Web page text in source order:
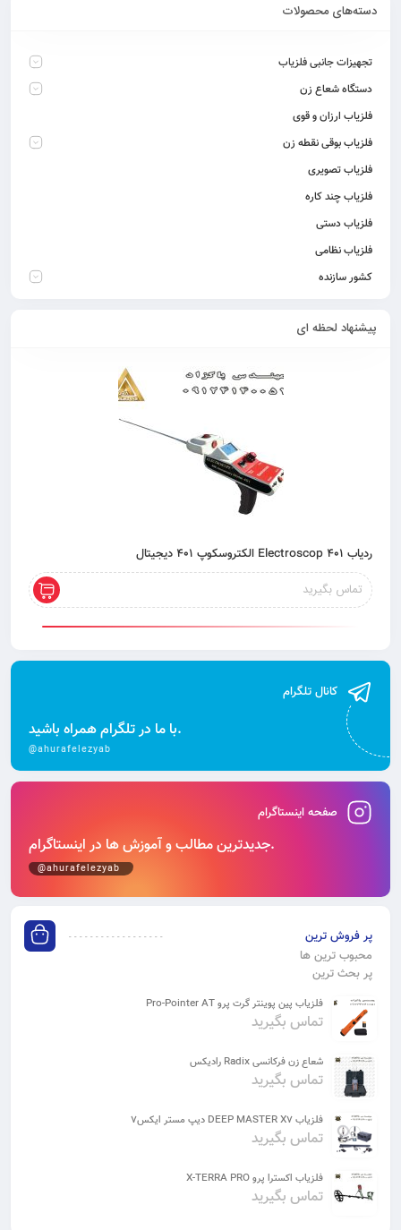
دسته‌های محصولات
تجهیزات جانبی فلزیاب
دستگاه شعاع زن
فلزیاب ارزان و قوی
فلزیاب بوقی نقطه زن
فلزیاب تصویری
فلزیاب چند کاره
فلزیاب دستی
فلزیاب نظامی
کشور سازنده
پیشنهاد لحظه ای
ردیاب 401 Electroscop الکتروسکوپ 401 دیجیتال
تماس بگیرید
کانال تلگرام
با ما در تلگرام همراه باشید.
@ahurafelezyab
صفحه اینستاگرام
جدیدترین مطالب و آموزش‌ ها در اینستاگرام.
@ahurafelezyab
پر فروش ترین
محبوب ترین ها
پر بحث ترین
فلزیاب پین پوینتر گرت پرو Pro-Pointer AT
تماس بگیرید
شعاع زن فرکانسی Radix رادیکس
تماس بگیرید
فلزیاب DEEP MASTER X7 دیپ مستر ایکس7
تماس بگیرید
فلزیاب اکسترا پرو X-TERRA PRO
تماس بگیرید